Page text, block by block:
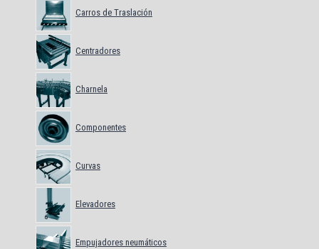
Carros de Traslación
Centradores
Charnela
Componentes
Curvas
Elevadores
Empujadores neumáticos